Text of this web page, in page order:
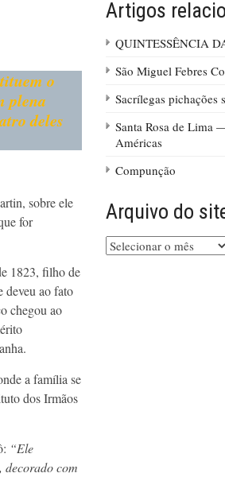
o
plena
deles
sobre ele
for
1823, filho de
deveu ao fato
chegou ao
a família se
dos Irmãos
“Ele
decorado com
Artigos
QUINTESSÊNCIA
São Miguel Febres
Sacrílegas pichações
Santa Rosa de Lima
Américas
Compunção
Arquivo do
Arquivo
do